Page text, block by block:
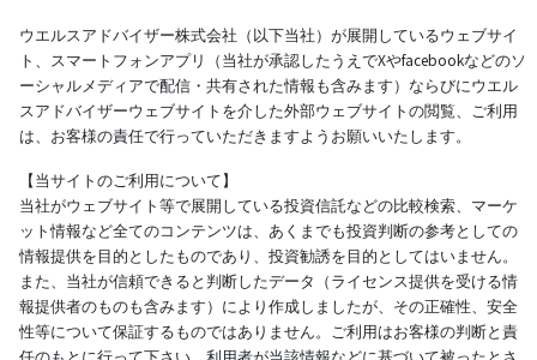
ウエルスアドバイザー株式会社（以下当社）が展開しているウェブサイ
ト、スマートフォンアプリ（当社が承認したうえでXやfacebookなどのソ
ーシャルメディアで配信・共有された情報も含みます）ならびにウエル
スアドバイザーウェブサイトを介した外部ウェブサイトの閲覧、ご利用
は、お客様の責任で行っていただきますようお願いいたします。
【当サイトのご利用について】
当社がウェブサイト等で展開している投資信託などの比較検索、マーケ
ット情報など全てのコンテンツは、あくまでも投資判断の参考としての
情報提供を目的としたものであり、投資勧誘を目的としてはいません。
また、当社が信頼できると判断したデータ（ライセンス提供を受ける情
報提供者のものも含みます）により作成しましたが、その正確性、安全
性等について保証するものではありません。ご利用はお客様の判断と責